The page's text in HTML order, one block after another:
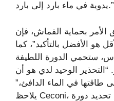
يدوية في ماء بارد إلى بارد.”
الأمر بحماية القماش، فإن
هو الأفضل بالتأكيد”، كما
ستحمي الدورة اللطيفة
“التحذير الوحيد لدي هو أن
في الماء الدافئ،”
يلاحظ Ceconi، لذا ضع ذلك في الاعتبار قبل تحديد دورة